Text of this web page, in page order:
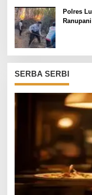
Polres
SERBA SERBI